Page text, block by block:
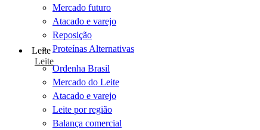
Mercado futuro
Atacado e varejo
Reposição
Proteínas Alternativas
Leite
Leite
Ordenha Brasil
Mercado do Leite
Atacado e varejo
Leite por região
Balança comercial